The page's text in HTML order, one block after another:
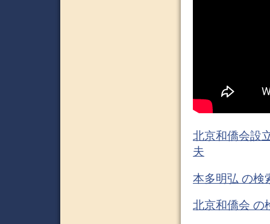
北京和僑会設
夫
本多明弘 の検
北京和僑会 の